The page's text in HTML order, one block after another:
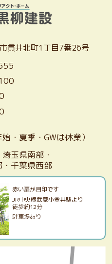
貫井北町1丁目7番26号
始・夏季・GWは休業）
玉県南部・
千葉県西部
赤い扉が目印です
JR中央線武蔵小金井駅より
徒歩約12分
駐車場あり